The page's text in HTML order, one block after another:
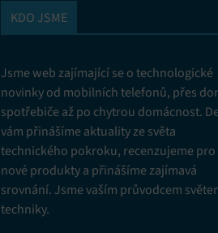
KDO JSME
Jsme web zajímající se o technologické
novinky od mobilních telefonů, přes
spotřebiče až po chytrou domácnost.
vám přinášíme aktuality ze světa
technického pokroku, recenzujeme pro
nové produkty a přinášíme zajímavá
srovnání. Jsme vaším průvodcem
techniky.